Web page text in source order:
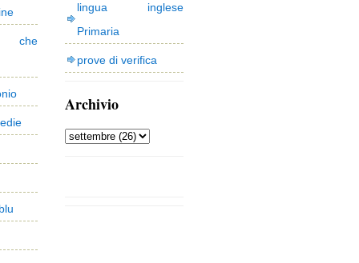
che
lingua inglese
Primaria
prove di verifica
Archivio